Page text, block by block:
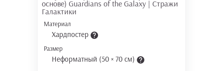
Материал
Хардпостер
Размер
Неформатный (50 × 70 см)